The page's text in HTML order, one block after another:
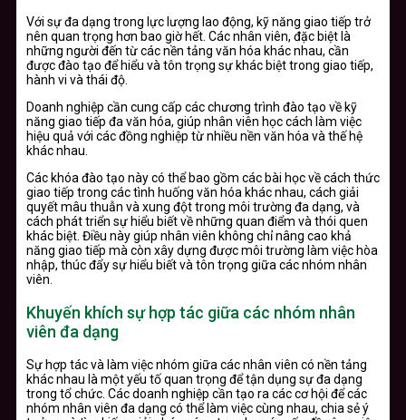
Với sự đa dạng trong lực lượng lao động, kỹ năng giao tiếp trở
nên quan trọng hơn bao giờ hết. Các nhân viên, đặc biệt là
những người đến từ các nền tảng văn hóa khác nhau, cần
được đào tạo để hiểu và tôn trọng sự khác biệt trong giao tiếp,
hành vi và thái độ.
Doanh nghiệp cần cung cấp các chương trình đào tạo về kỹ
năng giao tiếp đa văn hóa, giúp nhân viên học cách làm việc
hiệu quả với các đồng nghiệp từ nhiều nền văn hóa và thế hệ
khác nhau.
Các khóa đào tạo này có thể bao gồm các bài học về cách thức
giao tiếp trong các tình huống văn hóa khác nhau, cách giải
quyết mâu thuẫn và xung đột trong môi trường đa dạng, và
cách phát triển sự hiểu biết về những quan điểm và thói quen
khác biệt. Điều này giúp nhân viên không chỉ nâng cao khả
năng giao tiếp mà còn xây dựng được môi trường làm việc hòa
nhập, thúc đẩy sự hiểu biết và tôn trọng giữa các nhóm nhân
viên.
Khuyến khích sự hợp tác giữa các nhóm nhân
viên đa dạng
Sự hợp tác và làm việc nhóm giữa các nhân viên có nền tảng
khác nhau là một yếu tố quan trọng để tận dụng sự đa dạng
trong tổ chức. Các doanh nghiệp cần tạo ra các cơ hội để các
nhóm nhân viên đa dạng có thể làm việc cùng nhau, chia sẻ ý